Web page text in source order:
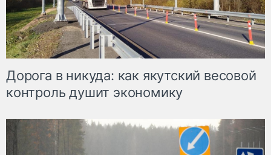
Дорога в никуда: как якутский весовой
контроль душит экономику